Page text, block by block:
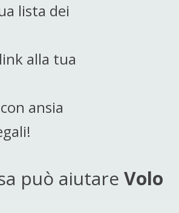
lista dei
alla tua
ansia
può aiutare Volo